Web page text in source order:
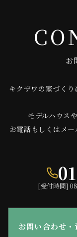
お
キクザワの家づく
モデルハウス
お電話もしくはメ
[受付時間]
お問い合わせ・